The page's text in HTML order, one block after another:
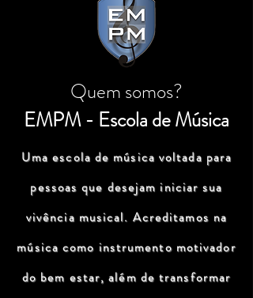
Quem somos?
EMPM - Escola de Música
Uma escola de música voltada para
pessoas que desejam iniciar sua
vivência musical. Acreditamos na
música como instrumento motivador
do bem estar, além de transformar